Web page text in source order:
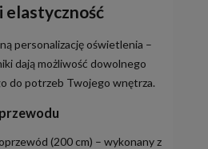
elastyczność
personalizację oświetlenia –
dają możliwość dowolnego
do potrzeb Twojego wnętrza.
(200 cm) – wykonany z